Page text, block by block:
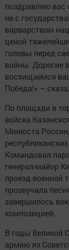
поздравляю
не с
варварством
ценой
головы перед
войны. Дорогие
восхищаемся
Победа!» –
По площади в
войска
Минюста
Командовал
генерал-майор
проезд военной
прозвучала
завершилось
композицией.
В годы Великой
армию из